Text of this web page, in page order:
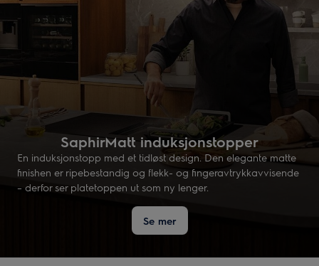
SaphirMatt induksjonstopper
En induksjonstopp med et tidløst design. Den elegante matte
finishen er ripebestandig og flekk- og fingeravtrykkavvisende
– derfor ser platetoppen ut som ny lenger.
Se mer